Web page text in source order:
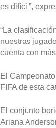
es difícil”,
“La
nuestras
cuenta con
El
FIFA de esta
El conjunto
Ariana